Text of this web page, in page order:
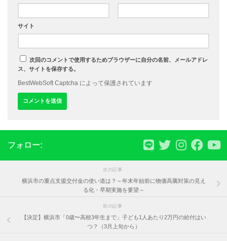
サイト
次回のコメントで使用するためブラウザーに自分の名前、メールアドレ
ス、サイトを保存する。
BestWebSoft Captcha によって保護されています
フォロー:
次の記事
横浜市の重点支援交付金の使い道は？～年末年始前に物価高騰対策の見え
る化・早期実施を要望～
前の記事
【決定】横浜市「0歳〜高校3年生まで」子ども1人あたり2万円の給付はい
つ？（3月上旬から）